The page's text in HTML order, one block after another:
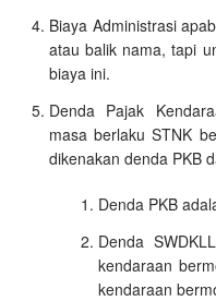
Biaya Administrasi
atau balik nama, tapi
biaya ini.
Denda Pajak
masa berlaku STNK
dikenakan denda PKB
Denda PKB
Denda
kendaraan
kendaraan